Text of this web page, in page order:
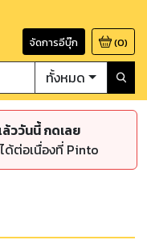
จัดการอีบุ๊ก (0)
ทั้งหมด
ววันนี้ กดเลย
ด้ต่อเนื่องที่ Pinto